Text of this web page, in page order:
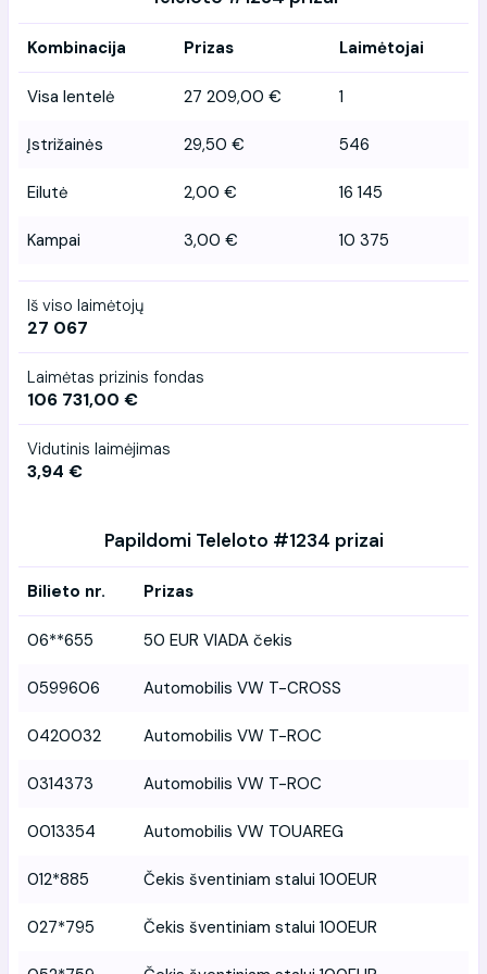
Kombinacija Prizas Laimėtojai
Visa lentelė 27 209,00 € 1
Įstrižainės 29,50 € 546
Eilutė 2,00 € 16 145
Kampai 3,00 € 10 375
Iš viso laimėtojų
27 067
Laimėtas prizinis fondas
106 731,00 €
Vidutinis laimėjimas
3,94 €
Papildomi Teleloto #1234 prizai
Bilieto nr. Prizas
06**655 50 EUR VIADA čekis
0599606 Automobilis VW T-CROSS
0420032 Automobilis VW T-ROC
0314373 Automobilis VW T-ROC
0013354 Automobilis VW TOUAREG
012*885 Čekis šventiniam stalui 100EUR
027*795 Čekis šventiniam stalui 100EUR